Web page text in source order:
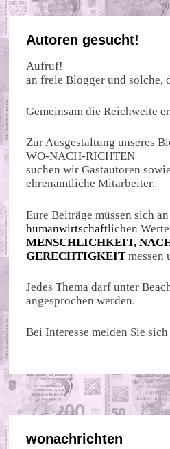
Autoren gesucht!
Aufruf!
an freie Blogger und solche,
Gemeinsam die Reichweite
Zur Ausgestaltung unseres
WO-NACH-RICHTEN
suchen wir Gastautoren
ehrenamtliche Mitarbeiter.
Eure Beiträge müssen sich
humanwirtschaftlichen
MENSCHLICHKEIT,
GERECHTIGKEIT messen
Jedes Thema darf unter
angesprochen werden.
Bei Interesse melden Sie sich
wonachrichten